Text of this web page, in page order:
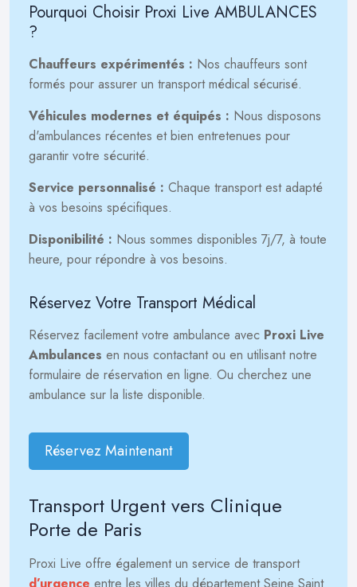
Pourquoi Choisir Proxi Live AMBULANCES
?
Chauffeurs expérimentés : Nos chauffeurs sont
formés pour assurer un transport médical sécurisé.
Véhicules modernes et équipés : Nous disposons
d'ambulances récentes et bien entretenues pour
garantir votre sécurité.
Service personnalisé : Chaque transport est adapté
à vos besoins spécifiques.
Disponibilité : Nous sommes disponibles 7j/7, à toute
heure, pour répondre à vos besoins.
Réservez Votre Transport Médical
Réservez facilement votre ambulance avec Proxi Live
Ambulances en nous contactant ou en utilisant notre
formulaire de réservation en ligne. Ou cherchez une
ambulance sur la liste disponible.
Réservez Maintenant
Transport Urgent vers Clinique
Porte de Paris
Proxi Live offre également un service de transport